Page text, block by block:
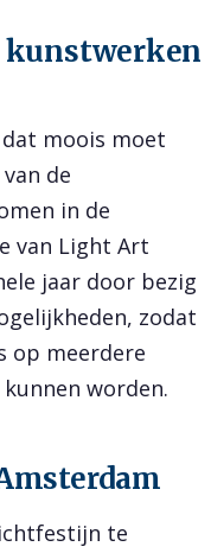
kunstwerken
moois moet
de
in de
van Light Art
jaar door bezig
zodat
op meerdere
worden.
te